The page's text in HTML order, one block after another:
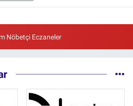
Nöbetçi Eczaneler